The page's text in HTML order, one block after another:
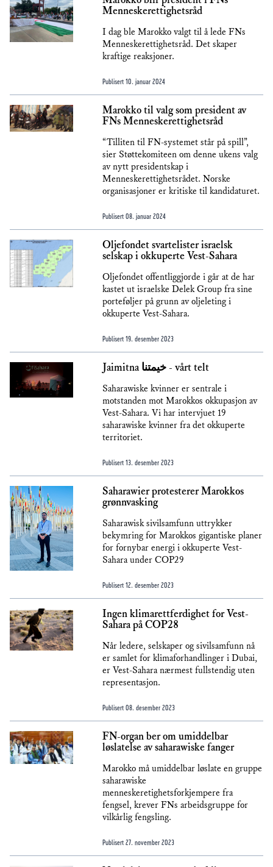
Menneskerettighetsråd
I dag ble Marokko valgt til å lede FNs
Menneskerettighetsråd. Det skaper
kraftige reaksjoner.
Publisert 10. januar 2024
Marokko til valg som president av
FNs Menneskerettighetsråd
“Tilliten til FN-systemet står på spill”,
sier Støttekomiteen om denne ukens valg
av nytt presidentskap i
Menneskerettighetsrådet. Norske
organisasjoner er kritiske til kandidaturet.
Publisert 08. januar 2024
Oljefondet svartelister israelsk
selskap i okkuperte Vest-Sahara
Oljefondet offentliggjorde i går at de har
kastet ut israelske Delek Group fra sine
porteføljer på grunn av oljeleting i
okkuperte Vest-Sahara.
Publisert 19. desember 2023
Jaimitna خيمتنا - vårt telt
Saharawiske kvinner er sentrale i
motstanden mot Marokkos okkupasjon av
Vest-Sahara. Vi har intervjuet 19
saharawiske kvinner fra det okkuperte
territoriet.
Publisert 13. desember 2023
Saharawier protesterer Marokkos
grønnvasking
Saharawisk sivilsamfunn uttrykker
bekymring for Marokkos gigantiske planer
for fornybar energi i okkuperte Vest-
Sahara under COP29
Publisert 12. desember 2023
Ingen klimarettferdighet for Vest-
Sahara på COP28
Når ledere, selskaper og sivilsamfunn nå
er samlet for klimaforhandlinger i Dubai,
er Vest-Sahara nærmest fullstendig uten
representasjon.
Publisert 08. desember 2023
FN-organ ber om umiddelbar
løslatelse av saharawiske fanger
Marokko må umiddelbar løslate en gruppe
saharawiske
menneskeretighetsforkjempere fra
fengsel, krever FNs arbeidsgruppe for
vilkårlig fengsling.
Publisert 27. november 2023